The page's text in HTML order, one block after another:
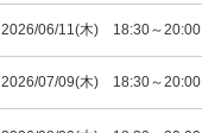
2026/06/11(木) 18:30～20:00
2026/07/09(木) 18:30～20:00